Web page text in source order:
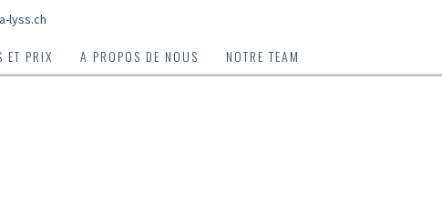
lyss.ch
ET PRIX A PROPOS DE NOUS NOTRE TEAM